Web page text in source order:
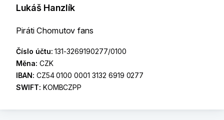
Lukáš Hanzlík
Piráti Chomutov fans
Číslo účtu:131-3269190277/0100
Měna: CZK
IBAN: CZ54 0100 0001 3132 6919 0277
SWIFT: KOMBCZPP